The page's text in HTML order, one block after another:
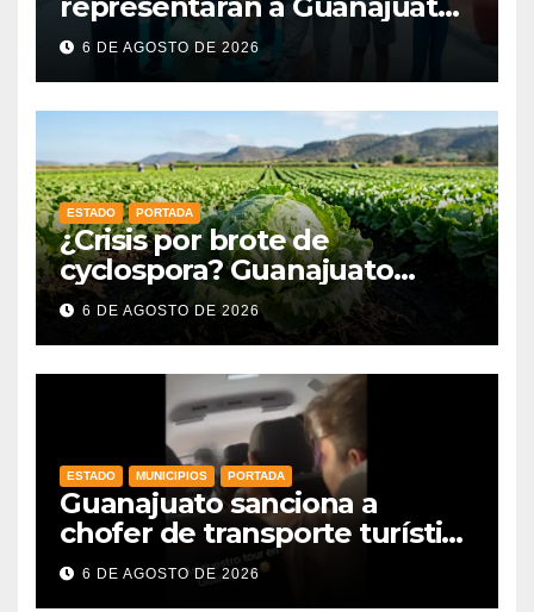
en la Olimpiada Mexicana de
Matemáticas 2026
6 DE AGOSTO DE 2026
ESTADO PORTADA
¿Crisis por brote de
cyclospora? Guanajuato
mantiene intactas sus
exportaciones
6 DE AGOSTO DE 2026
ESTADO MUNICIPIOS PORTADA
Guanajuato sanciona a
chofer de transporte turístico
e intensifica operativos de
vigilancia
6 DE AGOSTO DE 2026